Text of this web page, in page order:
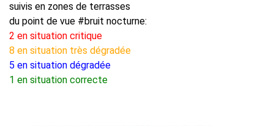
suivis en zones de terrasses
du point de vue #bruit nocturne:
2 en situation critique
8 en situation très dégradée
5 en situation dégradée
1 en situation correcte